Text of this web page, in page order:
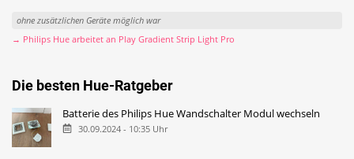
ohne zusätzlichen Geräte möglich war
→ Philips Hue arbeitet an Play Gradient Strip Light Pro
Die besten Hue-Ratgeber
Batterie des Philips Hue Wandschalter Modul wechseln
30.09.2024 - 10:35 Uhr